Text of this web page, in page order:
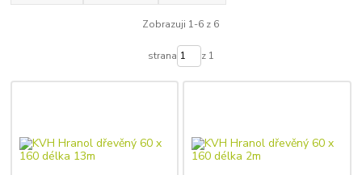
Zobrazuji 1-6 z 6
strana z 1